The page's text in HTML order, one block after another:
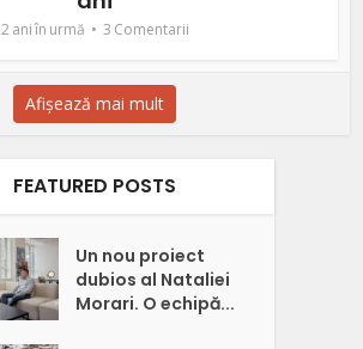
2 ani în urmă 3 Comentarii
Afișează mai mult
FEATURED POSTS
Un nou proiect
dubios al Nataliei
Morari. O echipă...